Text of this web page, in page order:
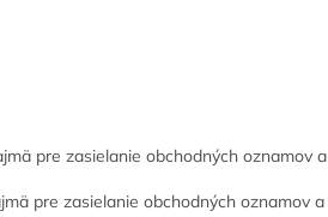
pre zasielanie obchodných oznamov a
pre zasielanie obchodných oznamov a